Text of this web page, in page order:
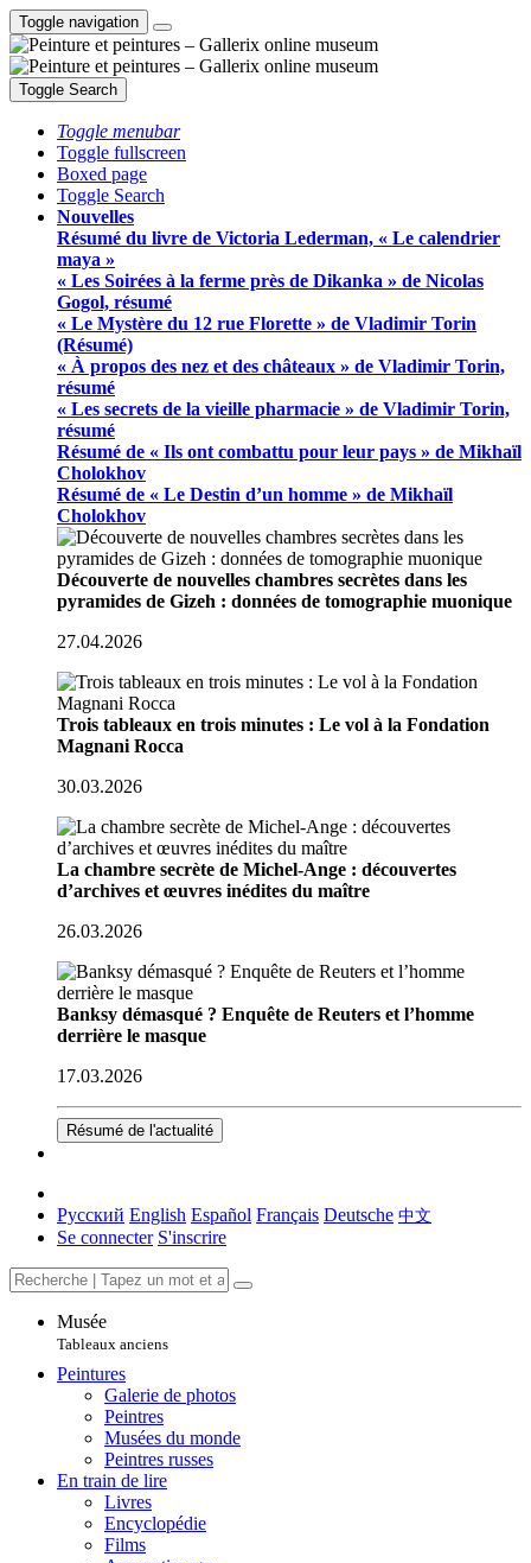
Toggle navigation
Toggle Search
Toggle menubar
Toggle fullscreen
Boxed page
Toggle Search
Nouvelles
Résumé du livre de Victoria Lederman, « Le calendrier
maya »
« Les Soirées à la ferme près de Dikanka » de Nicolas
Gogol, résumé
« Le Mystère du 12 rue Florette » de Vladimir Torin
(Résumé)
« À propos des nez et des châteaux » de Vladimir Torin,
résumé
« Les secrets de la vieille pharmacie » de Vladimir Torin,
résumé
Résumé de « Ils ont combattu pour leur pays » de Mikhaïl
Cholokhov
Résumé de « Le Destin d’un homme » de Mikhaïl
Cholokhov
Découverte de nouvelles chambres secrètes dans les
pyramides de Gizeh : données de tomographie muonique
27.04.2026
Trois tableaux en trois minutes : Le vol à la Fondation
Magnani Rocca
30.03.2026
La chambre secrète de Michel-Ange : découvertes
d’archives et œuvres inédites du maître
26.03.2026
Banksy démasqué ? Enquête de Reuters et l’homme
derrière le masque
17.03.2026
Résumé de l'actualité
Русский English Español Français Deutsche 中文
Se connecter S'inscrire
Musée
Tableaux anciens
Peintures
Galerie de photos
Peintres
Musées du monde
Peintres russes
En train de lire
Livres
Encyclopédie
Films